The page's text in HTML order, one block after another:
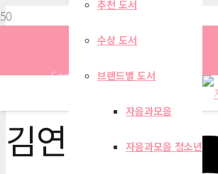
Search
추천 도서
수상 도서
브랜드별 도서
자음과모음
자음과모음 청소년
김연진